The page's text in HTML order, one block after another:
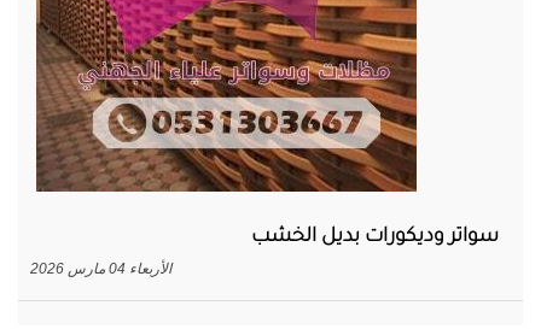
سواتر وديكورات بديل الخشب
الأربعاء 04 مارس 2026